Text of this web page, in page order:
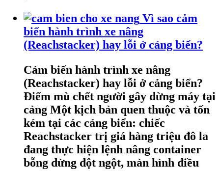
Vì sao cảm
biến hành trình xe nâng
(Reachstacker) hay lỗi ở cảng biển?
Cảm biến hành trình xe nâng
(Reachstacker) hay lỗi ở cảng biển?
Điểm mù chết người gây dừng máy tại
cảng Một kịch bản quen thuộc và tốn
kém tại các cảng biển: chiếc
Reachstacker trị giá hàng triệu đô la
đang thực hiện lệnh nâng container
bỗng dừng đột ngột, màn hình điều